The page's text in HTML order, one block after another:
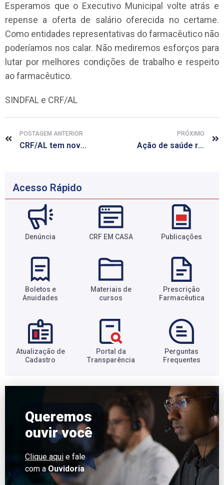
Esperamos que o Executivo Municipal volte atrás e
repense a oferta de salário oferecida no certame.
Como entidades representativas do farmacêutico não
poderíamos nos calar. Não mediremos esforços para
lutar por melhores condições de trabalho e respeito
ao farmacêutico.
SINDFAL e CRF/AL
POSTAGEM ANTERIOR
CRF/AL tem novo horário de funcionamento a partir de fevereiro
PRÓXIMO
Ação de saúde realiza cerca de 400 atendimentos e identifica casos de Sífilis e Hepatite
Acesso Rápido
Denúncia CRF EM CASA Publicações
Boletos e
Anuidades​
Materiais de
cursos​
Prescrição
Farmacêutica​
Atualização de
Cadastro​
Portal da
Transparência​
Perguntas
Frequentes​
Queremos
ouvir você
Clique aqui e fale
com aOuvidoria